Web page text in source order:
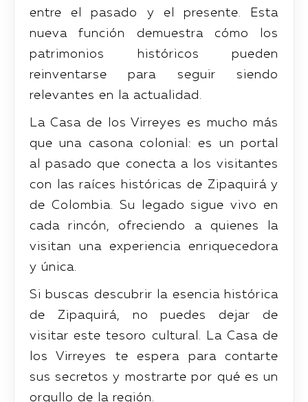
entre el pasado y el presente. Esta
nueva función demuestra cómo los
patrimonios históricos pueden
reinventarse para seguir siendo
relevantes en la actualidad.
La Casa de los Virreyes es mucho más
que una casona colonial: es un portal
al pasado que conecta a los visitantes
con las raíces históricas de Zipaquirá y
de Colombia. Su legado sigue vivo en
cada rincón, ofreciendo a quienes la
visitan una experiencia enriquecedora
y única.
Si buscas descubrir la esencia histórica
de Zipaquirá, no puedes dejar de
visitar este tesoro cultural. La Casa de
los Virreyes te espera para contarte
sus secretos y mostrarte por qué es un
orgullo de la región.